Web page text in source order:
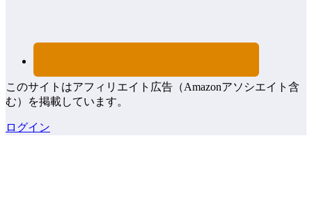
このサイトはアフィリエイト広告（Amazonアソシエイト含
む）を掲載しています。
ログイン